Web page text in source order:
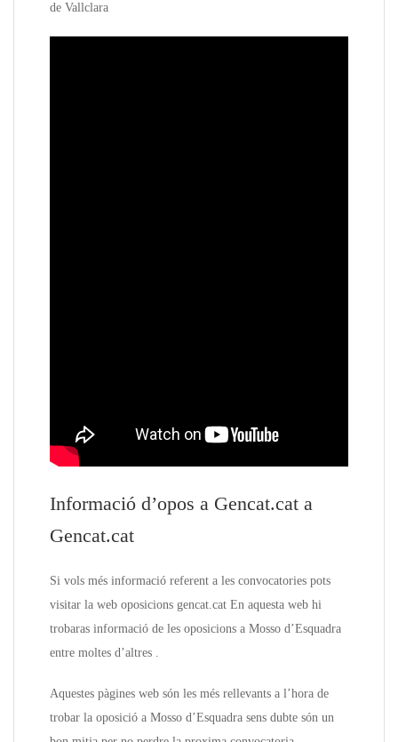
de Vallclara
Informació d’opos a Gencat.cat a
Gencat.cat
Si vols més informació referent a les convocatories pots
visitar la web oposicions gencat.cat En aquesta web hi
trobaras informació de les oposicions a Mosso d’Esquadra
entre moltes d’altres .
Aquestes pàgines web són les més rellevants a l’hora de
trobar la oposició a Mosso d’Esquadra sens dubte són un